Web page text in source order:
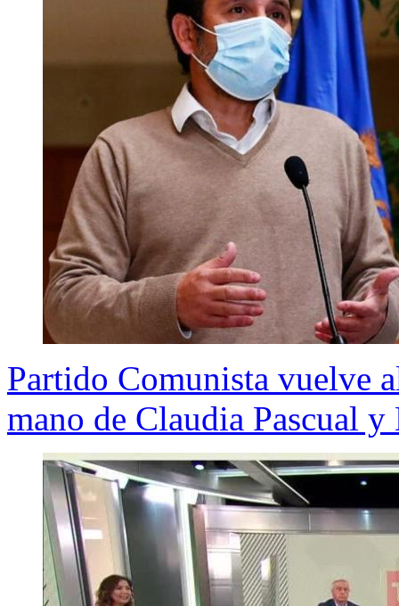
Partido Comunista vuelve
mano de Claudia Pascual